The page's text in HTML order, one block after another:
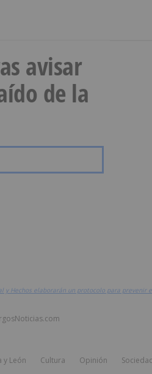
avisar
de la
y Hechos elaborarán un protocolo para
y León Cultura Opinión